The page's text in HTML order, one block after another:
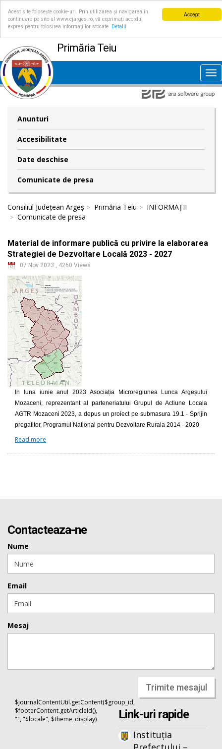
Accept
Acest site folosește cookie-uri. Prin utilizarea și navigarea în
continuare pe site-ul www.cjarges.ro, vă exprimați acordul
expres pentru folosirea informațiilor stocate.
Detalii
Primăria Teiu
Anunturi
Accesibilitate
Date deschise
Comunicate de presa
Consiliul Județean Argeș Primăria Teiu
INFORMAȚII
Comunicate de presa
Material de informare publică cu privire la elaborarea
Strategiei de Dezvoltare Locală 2023 - 2027
07 Nov 2023 , 4260 Views
In luna iunie anul 2023 Asociația Microregiunea Lunca Argeșului
Mozaceni, reprezentant al parteneriatului Grupul de Actiune Locala
AGTR Mozaceni 2023, a depus un proiect pe submasura 19.1 - Sprijin
pregatitor, Programul National pentru Dezvoltare Rurala 2014 - 2020
Read more
Contacteaza-ne
Nume
Email
Mesaj
Trimite mesajul
$journalContentUtil.getContent($group_id,
$footerContent.getArticleId(),
"", "$locale", $theme_display)
Link-uri rapide
Instituția